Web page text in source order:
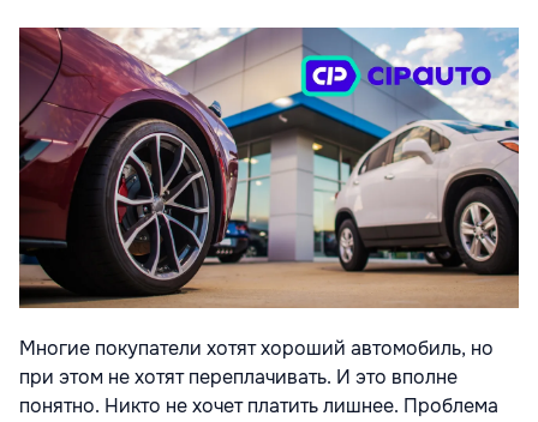
Многие покупатели хотят хороший автомобиль, но
при этом не хотят переплачивать. И это вполне
понятно. Никто не хочет платить лишнее. Проблема